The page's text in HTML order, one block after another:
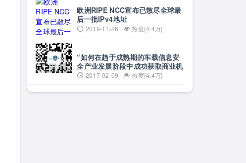
欧洲RIPE NCC宣布已散尽全球最
后一批IPv4地址
2019-11-26 热度{4.4万}
“如何在趋于成熟期的车载信息安
全产业发展阶段中成功获取商业机
遇”2017-02-09 热度{4.4万}